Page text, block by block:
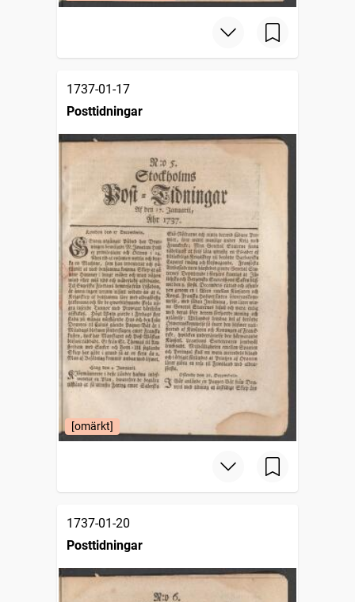
1737-01-17
Posttidningar
[omärkt]
1737-01-20
Posttidningar